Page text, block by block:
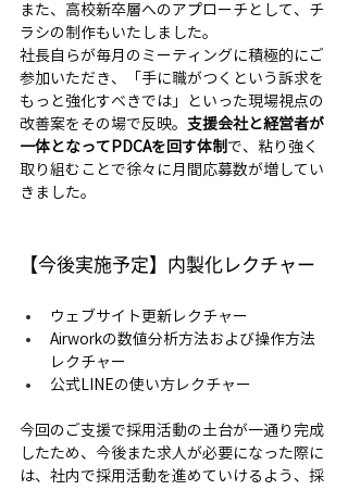
また、高校新卒層へのアプローチとして、チ
ラシの制作もいたしました。
社長自らが毎月のミーティングに積極的にご
参加いただき、「手に職がつくという訴求を
もっと強化すべきでは」といった現場視点の
改善案をその場で反映。 支援会社と経営者が
一体となってPDCAを回す体制 で、粘り強く
取り組むことで徐々に月間応募数が増してい
きました。
【今後実施予定】内製化レクチャー
ウェブサイト更新レクチャー
Airworkの数値分析方法および操作方法
レクチャー
公式LINEの使い方レクチャー
今回のご支援で採用活動の土台が一通り完成
したため、今後また求人が必要になった際に
は、社内で採用活動を進めていけるよう、採